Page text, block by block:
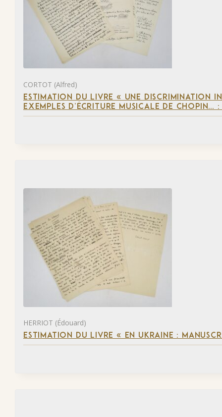
CORTOT (Alfred)
ESTIMATION DU LIVRE « UNE DISCRIMINATION
EXEMPLES D’ÉCRITURE MUSICALE DE CHOPIN…
HERRIOT (Édouard)
ESTIMATION DU LIVRE « EN UKRAINE :